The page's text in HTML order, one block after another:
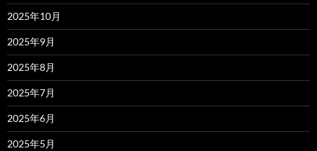
2025年10月
2025年9月
2025年8月
2025年7月
2025年6月
2025年5月